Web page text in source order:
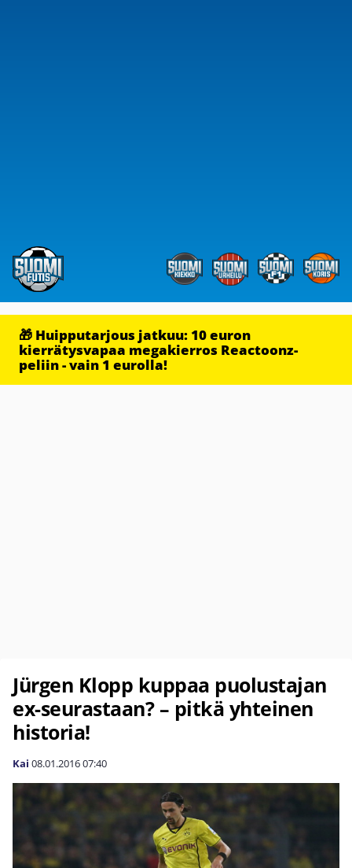
🎁 Huipputarjous jatkuu: 10 euron
kierrätysvapaa megakierros Reactoonz-
peliin - vain 1 eurolla!
Jürgen Klopp kuppaa puolustajan
ex-seurastaan? – pitkä yhteinen
historia!
Kai 08.01.201607:40